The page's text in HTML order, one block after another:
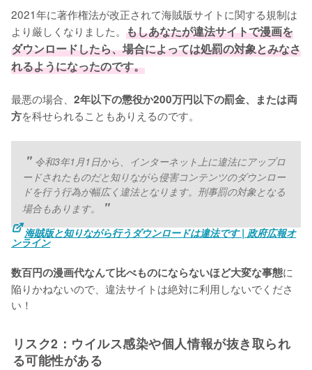
2021年に著作権法が改正されて海賊版サイトに関する規制は
より厳しくなりました。 もしあなたが違法サイトで漫画を
ダウンロードしたら、場合によっては処罰の対象とみなさ
れるようになったのです。
最悪の場合、 2年以下の懲役か200万円以下の罰金、または両
方を科せられることもありえるのです。
令和3年1月1日から、インターネット上に違法にアップロ
ードされたものだと知りながら侵害コンテンツのダウンロー
ドを行う行為が幅広く違法となります。刑事罰の対象となる
場合もあります。
海賊版と知りながら行うダウンロードは違法です | 政府広報オ
ンライン
数百円の漫画代なんて比べものにならないほど大変な事態に
陥りかねないので、違法サイトは絶対に利用しないでくださ
い！
リスク2：ウイルス感染や個人情報が抜き取られ
る可能性がある